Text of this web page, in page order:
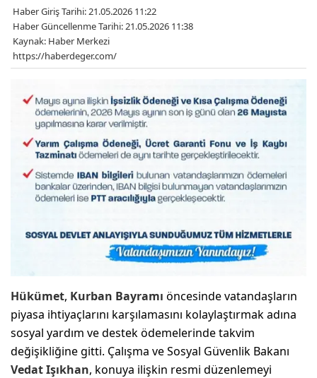
Haber Giriş Tarihi: 21.05.2026 11:22
Haber Güncellenme Tarihi: 21.05.2026 11:38
Kaynak: Haber Merkezi
https://haberdeger.com/
Hükümet, Kurban Bayramı öncesinde vatandaşların
piyasa ihtiyaçlarını karşılamasını kolaylaştırmak adına
sosyal yardım ve destek ödemelerinde takvim
değişikliğine gitti. Çalışma ve Sosyal Güvenlik Bakanı
Vedat Işıkhan, konuya ilişkin resmi düzenlemeyi